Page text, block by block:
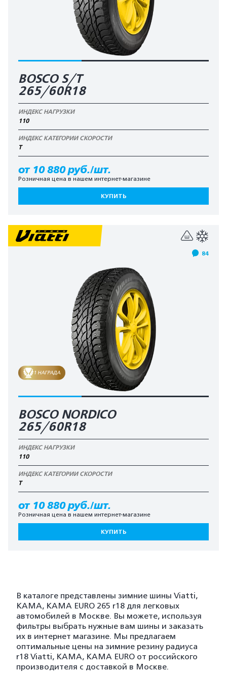
BOSCO S/T
265/60R18
ИНДЕКС НАГРУЗКИ
110
ИНДЕКС КАТЕГОРИИ СКОРОСТИ
T
от 10 880 руб./шт.
Розничная цена в нашем интернет-магазине
КУПИТЬ
84
1 НАГРАДА
BOSCO NORDICO
265/60R18
ИНДЕКС НАГРУЗКИ
110
ИНДЕКС КАТЕГОРИИ СКОРОСТИ
T
от 10 880 руб./шт.
Розничная цена в нашем интернет-магазине
КУПИТЬ
В каталоге представлены зимние шины Viatti,
KAMA, KAMA EURO 265 r18 для легковых
автомобилей в Москве. Вы можете, используя
фильтры выбрать нужные вам шины и заказать
их в интернет магазине. Мы предлагаем
оптимальные цены на зимние резину радиуса
r18 Viatti, KAMA, KAMA EURO от российского
производителя с доставкой в Москве.